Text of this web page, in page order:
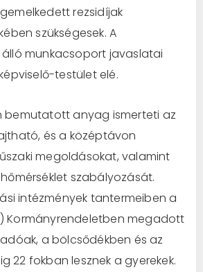
rezsidíjak
szükségesek. A
munkacsoport javaslatai
testület elé.
bemutatott anyag ismerteti az
és a középtávon
megoldásokat, valamint
szabályozását.
intézmények tantermeiben a
Kormányrendeletben megadott
a bölcsődékben és az
22 fokban lesznek a gyerekek.